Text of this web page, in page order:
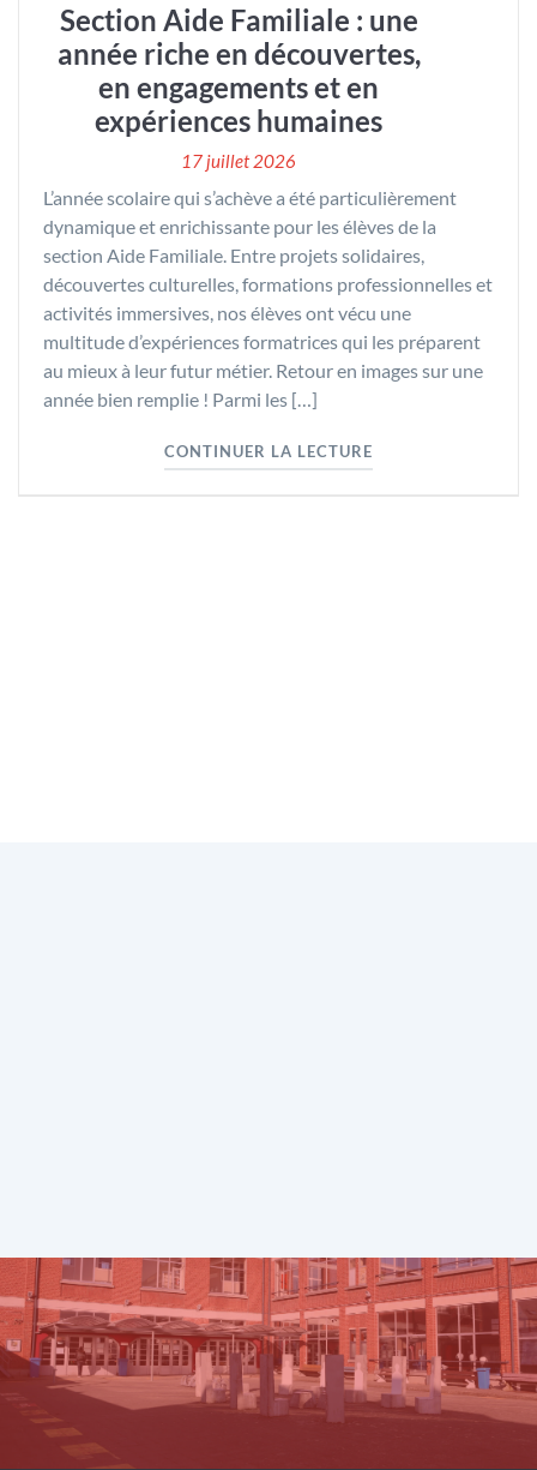
Section Aide Familiale : une
année riche en découvertes,
en engagements et en
expériences humaines
17 juillet 2026
L’année scolaire qui s’achève a été particulièrement
dynamique et enrichissante pour les élèves de la
section Aide Familiale. Entre projets solidaires,
découvertes culturelles, formations professionnelles et
activités immersives, nos élèves ont vécu une
multitude d’expériences formatrices qui les préparent
au mieux à leur futur métier. Retour en images sur une
année bien remplie ! Parmi les […]
CONTINUER LA LECTURE